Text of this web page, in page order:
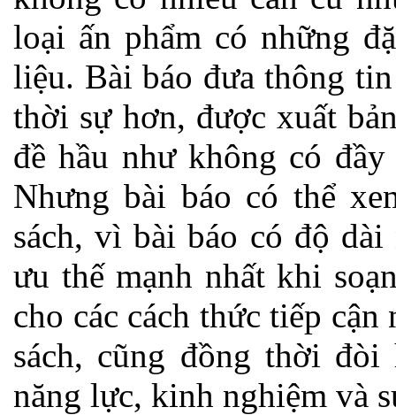
loại ấn phẩm có những
liệu. Bài báo đưa thông
thời sự hơn, được xuất
đề hầu như không có
Nhưng bài báo có thể
sách, vì bài báo có độ
ưu thế mạnh nhất khi
cho các cách thức tiếp
sách, cũng đồng thời
năng lực, kinh nghiệm và